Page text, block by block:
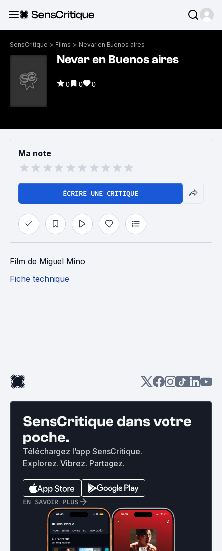
SensCritique > Films > Nevar en Buenos aires
Nevar en Buenos aires
0 0 0
Ma note
ÉCRIRE UNE CRITIQUE
Film de Miguel Mino
Fiche technique
SensCritique dans votre
poche.
Téléchargez l’app SensCritique.
Explorez. Vibrez. Partagez.
EN SAVOIR PLUS